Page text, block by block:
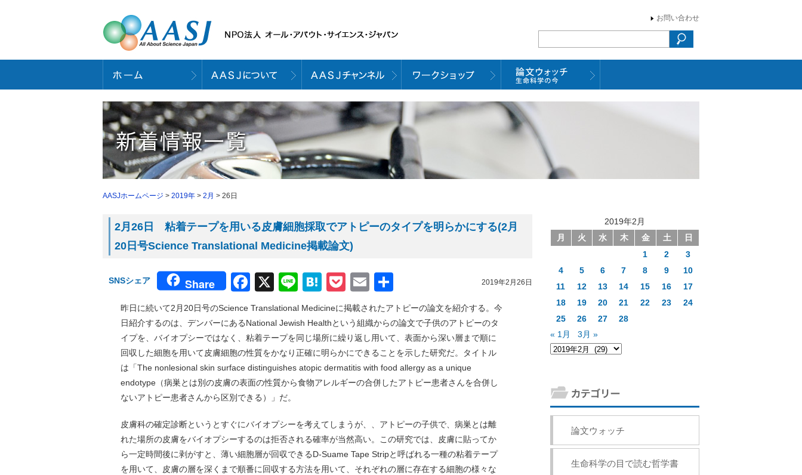
お問い合わせ
AASJホームページ > 2019年 > 2月 > 26日
2月26日 粘着テープを用いる皮膚細胞採取でアトピーのタイプを明らかにする(2月
20日号Science Translational Medicine掲載論文)
2019年2月26日
SNSシェア Share Facebook
X LineHatena
Pocket
Email
有
昨日に続いて2月20日号のScience Translational Medicineに掲載されたアトピーの論文を紹介する。今
日紹介するのは、デンバーにあるNational Jewish Healthという組織からの論文で子供のアトピーのタ
イプを、バイオプシーではなく、粘着テープを同じ場所に繰り返し用いて、表面から深い層まで順に
回収した細胞を用いて皮膚細胞の性質をかなり正確に明らかにできることを示した研究だ。タイトル
は「The nonlesional skin surface distinguishes atopic dermatitis with food allergy as a unique
endotype（病巣とは別の皮膚の表面の性質から食物アレルギーの合併したアトピー患者さんを合併し
ないアトピー患者さんから区別できる）」だ。
皮膚科の確定診断というとすぐにバイオプシーを考えてしまうが、、アトピーの子供で、病巣とは離
れた場所の皮膚をバイオプシーするのは拒否される確率が当然高い。この研究では、皮膚に貼ってか
ら一定時間後に剥がすと、薄い細胞層が回収できるD-Suame Tape Stripと呼ばれる一種の粘着テープ
を用いて、皮膚の層を深くまで順番に回収する方法を用いて、それぞれの層に存在する細胞の様々な
2019年2月
月
火 水 木 金 土
日
1
2
3
4
5 6 7 8 9
10
11
12 13 14 15 16
17
18
19 20 21 22 23
24
25
26 27
28
« 1月
3月 »
論文ウォッチ
生命科学の目で読む哲学書